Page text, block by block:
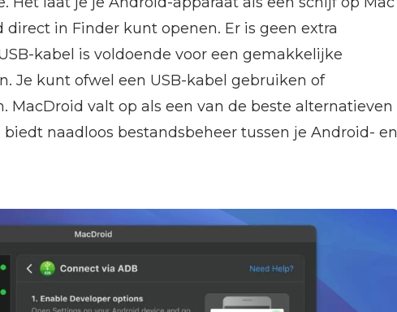
in Finder kunt openen. Er is geen extra
kabel is voldoende voor een gemakkelijke
Je kunt ofwel een USB-kabel gebruiken of
MacDroid valt op als een van de beste alternatieven
naadloos bestandsbeheer tussen je Android- en